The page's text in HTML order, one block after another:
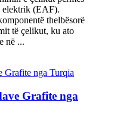
elektrik (EAF).
thelbësorë
të çelikut, ku ato
në ...
Grafite nga